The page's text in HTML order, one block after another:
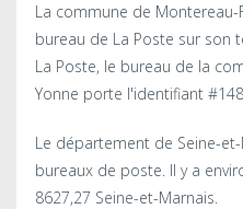
La commune de
bureau de La Poste sur son
La Poste, le bureau de la
Yonne porte l'identifiant
Le département de Seine-
bureaux de poste. Il y a
8627,27 Seine-et-Marnais.